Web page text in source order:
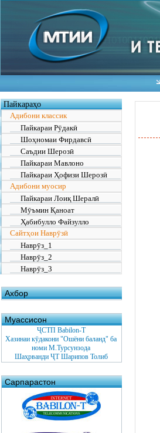
Пайкараҳо
Адибони классик
Пайкараи Рӯдакӣ
Шоҳномаи Фирдавсӣ
Саъдии Шерозӣ
Пайкараи Мавлоно
Пайкараи Ҳофизи Шерозӣ
Адибони муосир
Пайкараи Лоиқ Шералӣ
Мӯъмин Қаноат
Ҳабибулло Файзулло
Сайтҳои Наврӯзӣ
Наврӯз_1
Наврӯз_2
Наврӯз_3
Ахбор
Муассисон
ҶСТП Babilon-T
Хазинаи кӯдакони "Ошёни баланд" ба
номи М.Турсунзода
Шаҳрванди ҶТ Шарипов Толиб
Сарпарастон